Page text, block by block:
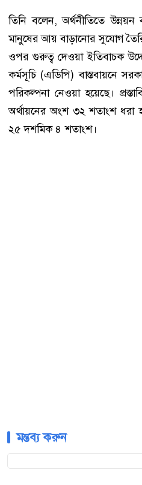
তিনি বলেন, অর্থনীতিতে উন্নয়ন
মানুষের আয় বাড়ানোর সুযোগ
ওপর গুরুত্ব দেওয়া ইতিবাচক
কর্মসূচি (এডিপি) বাস্তবায়নে
পরিকল্পনা নেওয়া হয়েছে।
অর্থায়নের অংশ ৩২ শতাংশ ধরা
২৫ দশমিক ৪ শতাংশ।
মন্তব্য করুন